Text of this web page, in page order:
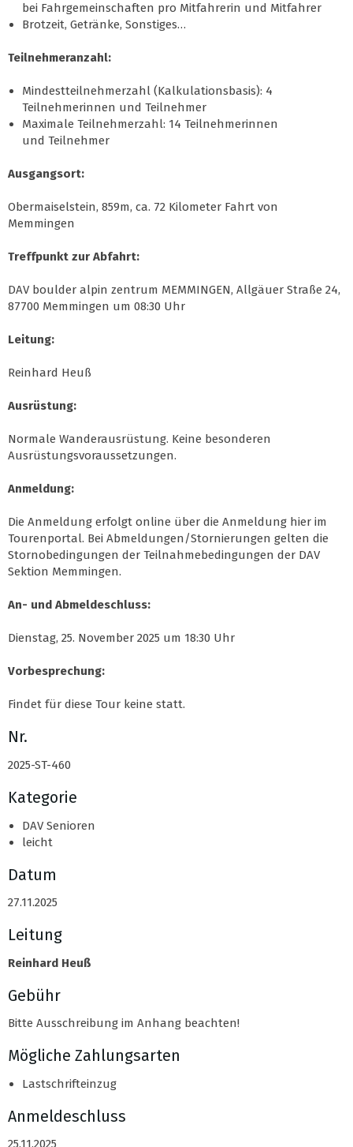
bei Fahrgemeinschaften pro Mitfahrerin und Mitfahrer
Brotzeit, Getränke, Sonstiges…
Teilnehmeranzahl:
Mindestteilnehmerzahl (Kalkulationsbasis): 4
Teilnehmerinnen und Teilnehmer
Maximale Teilnehmerzahl: 14 Teilnehmerinnen
und Teilnehmer
Ausgangsort:
Obermaiselstein, 859m, ca. 72 Kilometer Fahrt von
Memmingen
Treffpunkt zur Abfahrt:
DAV boulder alpin zentrum MEMMINGEN, Allgäuer Straße 24,
87700 Memmingen um 08:30 Uhr
Leitung:
Reinhard Heuß
Ausrüstung:
Normale Wanderausrüstung. Keine besonderen
Ausrüstungsvoraussetzungen.
Anmeldung:
Die Anmeldung erfolgt online über die Anmeldung hier im
Tourenportal. Bei Abmeldungen/Stornierungen gelten die
Stornobedingungen der Teilnahmebedingungen der DAV
Sektion Memmingen.
An- und Abmeldeschluss:
Dienstag, 25. November 2025 um 18:30 Uhr
Vorbesprechung:
Findet für diese Tour keine statt.
Nr.
2025-ST-460
Kategorie
DAV Senioren
leicht
Datum
27.11.2025
Leitung
Reinhard Heuß
Gebühr
Bitte Ausschreibung im Anhang beachten!
Mögliche Zahlungsarten
Lastschrifteinzug
Anmeldeschluss